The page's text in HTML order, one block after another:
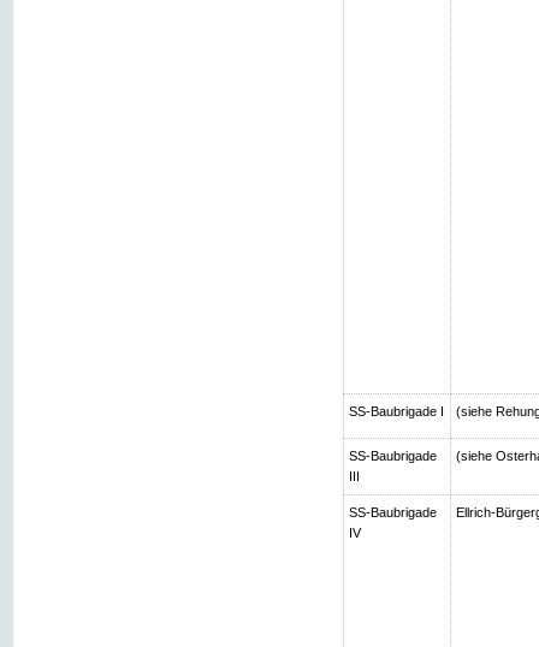
SS-Baubrigade I (siehe
SS-Baubrigade
III
(siehe
SS-Baubrigade
IV
Ellrich-